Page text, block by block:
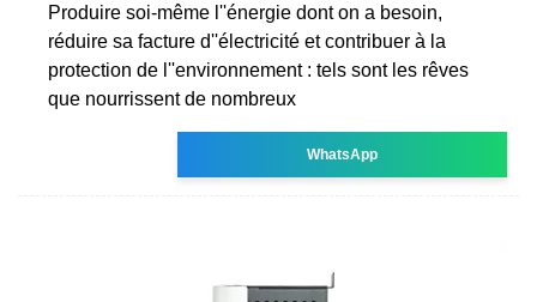
Produire soi-même l''énergie dont on a besoin,
réduire sa facture d''électricité et contribuer à la
protection de l''environnement : tels sont les rêves
que nourrissent de nombreux
WhatsApp